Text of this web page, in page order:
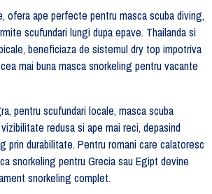
ofera ape perfecte pentru masca scuba diving,
scufundari lungi dupa epave. Thailanda si
beneficiaza de sistemul dry top impotriva
mai buna masca snorkeling pentru vacante
pentru scufundari locale, masca scuba
redusa si ape mai reci, depasind
prin durabilitate. Pentru romani care calatoresc
snorkeling pentru Grecia sau Egipt devine
snorkeling complet.